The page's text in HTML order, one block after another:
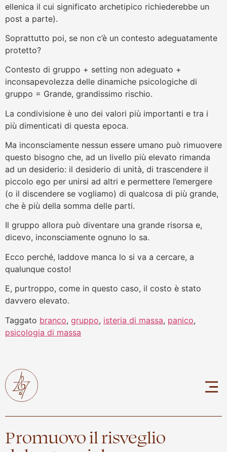
ellenica il cui significato archetipico richiederebbe un
post a parte).
Soprattutto poi, se non c’è un contesto adeguatamente
protetto?
Contesto di gruppo + setting non adeguato +
inconsapevolezza delle dinamiche psicologiche di
gruppo = Grande, grandissimo rischio.
La condivisione è uno dei valori più importanti e tra i
più dimenticati di questa epoca.
Ma inconsciamente nessun essere umano può rimuovere
questo bisogno che, ad un livello più elevato rimanda
ad un desiderio: il desiderio di unità, di trascendere il
piccolo ego per unirsi ad altri e permettere l’emergere
(o il discendere se vogliamo) di qualcosa di più grande,
che è più della somma delle parti.
Il gruppo allora può diventare una grande risorsa e,
dicevo, inconsciamente ognuno lo sa.
Ecco perché, laddove manca lo si va a cercare, a
qualunque costo!
E, purtroppo, come in questo caso, il costo è stato
davvero elevato.
Taggato branco, gruppo, isteria di massa, panico,
psicologia di massa
Promuovo il risveglio